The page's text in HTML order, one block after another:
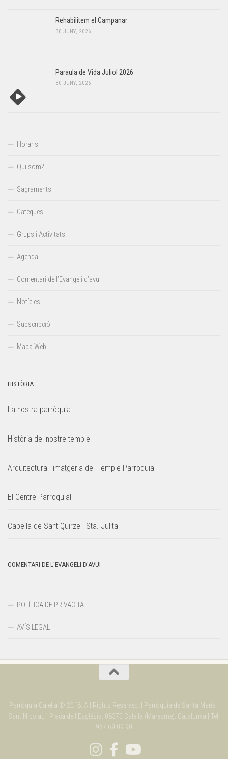
Rehabilitem el Campanar
30 JUNY, 2026
Paraula de Vida Juliol 2026
30 JUNY, 2026
Horaris
Qui som?
Sagraments
Catequesi
Grups i Activitats
Agenda
Comentari de l’Evangeli d’avui
Notícies
Subscripció
Mapa Web
HISTÒRIA
La nostra parròquia
Història del nostre temple
Arquitectura i imatgeria del Temple Parroquial
El Centre Parroquial
Capella de Sant Quirze i Sta. Julita
COMENTARI DE L’EVANGELI D’AVUI
POLÍTICA DE PRIVACITAT
AVÍS LEGAL
Parròquia Calella © 2018. All Rights Reserved. | Parròquia de Santa Maria i
Sant Nicolau | Plaça de l'Església. 08370 Calella (Maresme). Catalunya | Tel.
937 69 09 90